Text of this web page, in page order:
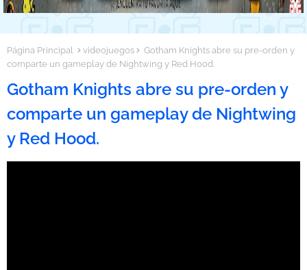
Página Principal videojuegos
Gotham Knights abre su pre-orden y
comparte un gameplay de Nightwing y Red Hood.
Gotham Knights abre su pre-orden y
comparte un gameplay de Nightwing
y Red Hood.